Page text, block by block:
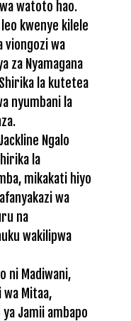
watoto hao.
kwenye kilele
viongozi wa
za Nyamagana
la kutetea
nyumbani la
Ngalo
la
mikakati hiyo
wa
na
wakilipwa
ni Madiwani,
wa Mitaa,
Jamii ambapo